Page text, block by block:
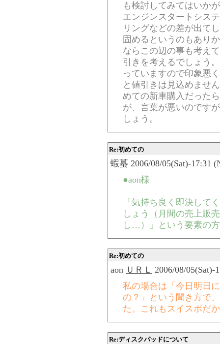
も検討してみてはいか
エンジンスタートシス
リングなどの差が出て
固めるというのもあり
ならこの辺の事も考え
引きを考えるでしょう
っていますので印象悪
と値引きは見込めませ
めての新車購入だった
が、言葉が悪いのです
しょう。
Re:初めての
蝦蟇 2006/08/05(Sat)-17:31
●aon様
「気持ち良く即決して
しょう（月間の売上販
し…）」という要素の
Re:初めての
aon ＵＲＬ 2006/08/05(Sat)-
私の場合は「今日明日
の？」という聞き方で
た。これもスイスポだ
Re:ディスクパッドについて